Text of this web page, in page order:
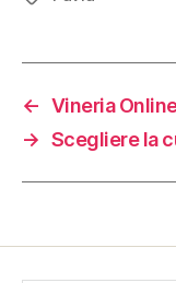
← Vineria
→ Scegliere la